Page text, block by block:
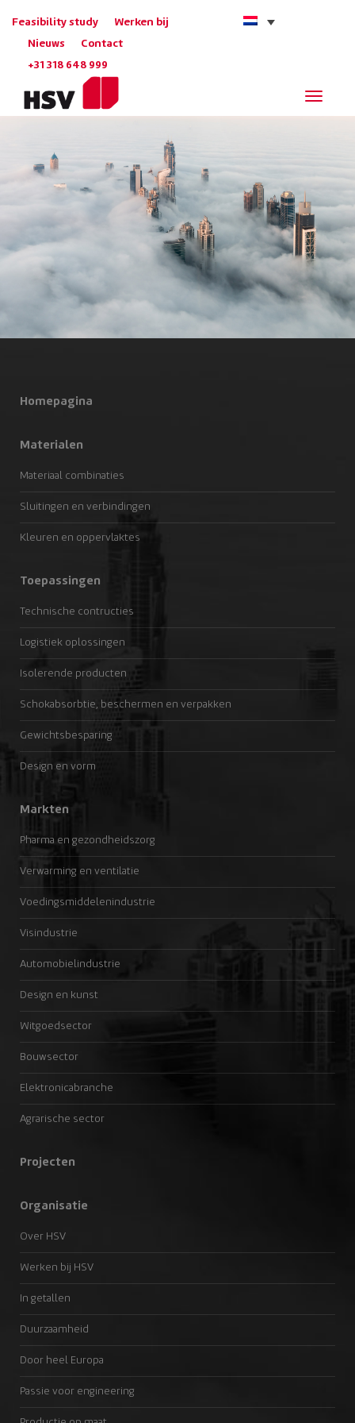
Feasibility study Werken bij
Nieuws Contact
+31 318 648 999
Homepagina
Materialen
Materiaal combinaties
Sluitingen en verbindingen
Kleuren en oppervlaktes
Toepassingen
Technische contructies
Logistiek oplossingen
Isolerende producten
Schokabsorbtie, beschermen en verpakken
Gewichtsbesparing
Design en vorm
Markten
Pharma en gezondheidszorg
Verwarming en ventilatie
Voedingsmiddelenindustrie
Visindustrie
Automobielindustrie
Design en kunst
Witgoedsector
Bouwsector
Elektronicabranche
Agrarische sector
Projecten
Organisatie
Over HSV
Werken bij HSV
In getallen
Duurzaamheid
Door heel Europa
Passie voor engineering